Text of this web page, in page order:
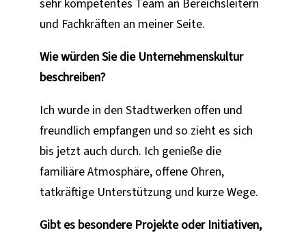
sehr kompetentes Team an Bereichsleitern
und Fachkräften an meiner Seite.
Wie würden Sie die Unternehmenskultur
beschreiben?
Ich wurde in den Stadtwerken offen und
freundlich empfangen und so zieht es sich
bis jetzt auch durch. Ich genieße die
familiäre Atmosphäre, offene Ohren,
tatkräftige Unterstützung und kurze Wege.
Gibt es besondere Projekte oder Initiativen,